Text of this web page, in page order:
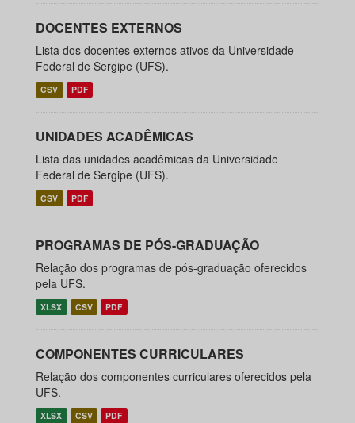
DOCENTES EXTERNOS
Lista dos docentes externos ativos da Universidade
Federal de Sergipe (UFS).
CSV PDF
UNIDADES ACADÊMICAS
Lista das unidades acadêmicas da Universidade
Federal de Sergipe (UFS).
CSV PDF
PROGRAMAS DE PÓS-GRADUAÇÃO
Relação dos programas de pós-graduação oferecidos
pela UFS.
XLSX CSV PDF
COMPONENTES CURRICULARES
Relação dos componentes curriculares oferecidos pela
UFS.
XLSX CSV PDF